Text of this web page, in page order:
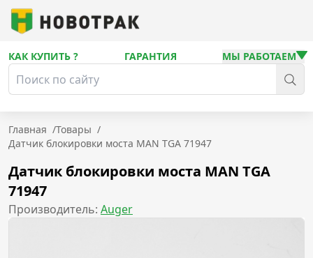
КАК КУПИТЬ ? ГАРАНТИЯ МЫ РАБОТАЕМ
Главная /Товары /
Датчик блокировки моста MAN TGA 71947
Датчик блокировки моста MAN TGA
71947
Производитель: Auger